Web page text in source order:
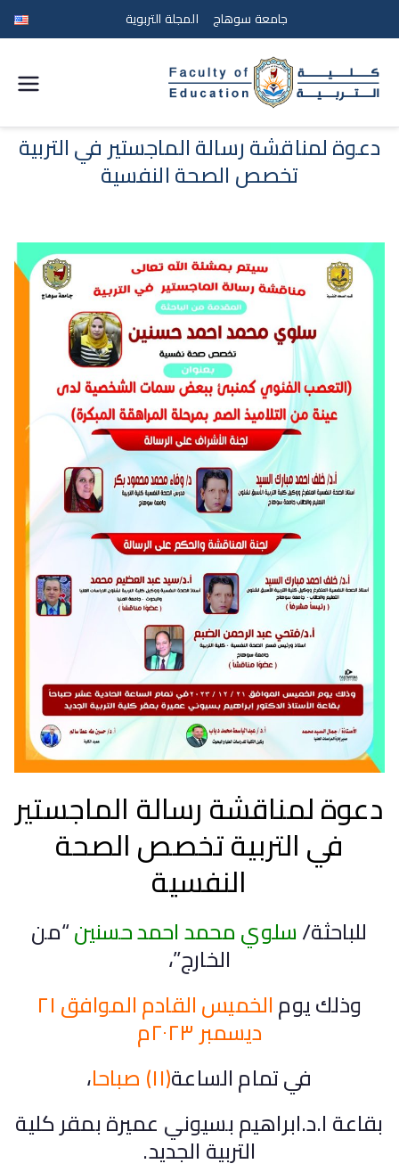
جامعة سوهاج المجلة التربوية
التربية
جامعة
سوهاج
دعوة لمناقشة رسالة الماجستير في التربية
تخصص الصحة النفسية
دعوة لمناقشة رسالة الماجستير
في التربية تخصص الصحة
النفسية
للباحثة/سلوي محمد احمد حسنين“من
الخارج”،
وذلك يوم
الخميس القادم الموافق ٢١
ديسمبر ٢٠٢٣م
في تمام الساعة(١١) صباحا
،
بقاعة ا.د.ابراهيم بسيوني عميرة بمقر كلية
التربية الجديد.